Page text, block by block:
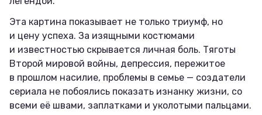
Эта картина показывает не только триумф, но
и цену успеха. За изящными костюмами
и известностью скрывается личная боль. Тяготы
Второй мировой войны, депрессия, пережитое
в прошлом насилие, проблемы в семье — создатели
сериала не побоялись показать изнанку жизни, со
всеми её швами, заплатками и уколотыми пальцами.